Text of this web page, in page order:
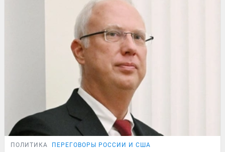
ПОЛИТИКА ПЕРЕГОВОРЫ РОССИИ И США